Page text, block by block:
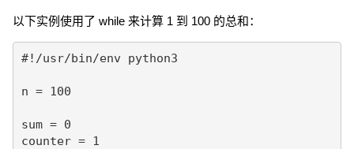
以下实例使用了 while 来计算 1 到 100 的总和：
#!/usr/bin/env python3
n = 100
sum = 0
counter = 1